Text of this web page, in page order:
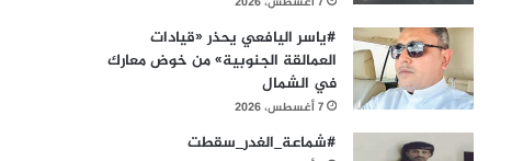
#ياسر اليافعي يحذر «قيادات
العمالقة الجنوبية» من خوض معارك
في الشمال
7 أغسطس، 2026
#شماعة_الغدر_سقطت